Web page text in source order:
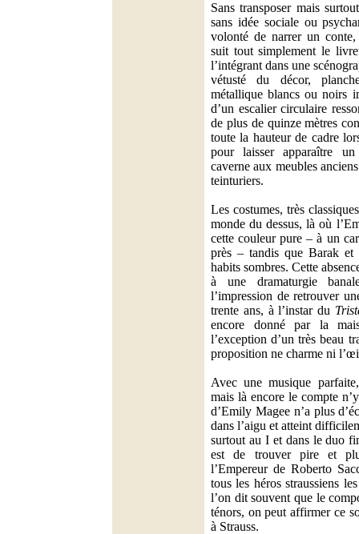
Sans transposer mais
sans idée sociale ou
volonté de narrer un
suit tout simplement le
l’intégrant dans une
vétusté du décor,
métallique blancs ou noirs
d’un escalier circulaire
de plus de quinze mètres
toute la hauteur de cadre
pour laisser apparaître
caverne aux meubles
teinturiers.
Les costumes, très
monde du dessus, là où
cette couleur pure – à un
près – tandis que Barak et
habits sombres. Cette
à une dramaturgie
l’impression de retrouver
trente ans, à l’instar du
encore donné par la
l’exception d’un très beau
proposition ne charme ni
Avec une musique
mais là encore le compte
d’Emily Magee n’a plus
dans l’aigu et atteint
surtout au I et dans le duo
est de trouver pire et
l’Empereur de Roberto
tous les héros straussiens
l’on dit souvent que le
ténors, on peut affirmer ce
à Strauss.